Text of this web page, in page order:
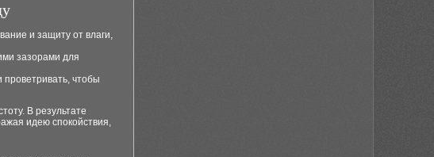
и защиту от влаги,
зазорами для
проветривать, чтобы
В результате
идею спокойствия,